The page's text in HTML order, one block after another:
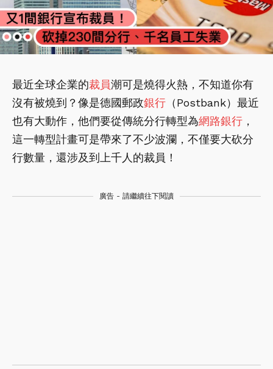
最近全球企業的裁員潮可是燒得火熱，不知道你有
沒有被燒到？像是德國郵政銀行 （Postbank）最近
也有大動作，他們要從傳統分行轉型為網路銀行 ，
這一轉型計畫可是帶來了不少波瀾，不僅要大砍分
行數量，還涉及到上千人的裁員！
廣告 - 請繼續往下閱讀